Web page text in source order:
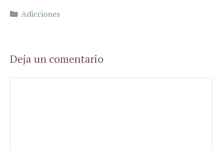
Categorías
Adicciones
Deja un comentario